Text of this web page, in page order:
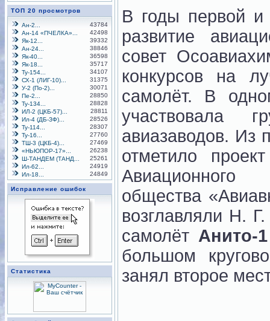
ТОП 20 просмотров
Ан-2...
43784
Ан-14 «ПЧЕЛКА»...
42498
Як-12...
39332
Ан-24...
38846
Як-40...
36598
Як-18...
35717
Ту-154...
34107
СХ-1 (ЛИГ-10)...
31375
У-2 (По-2)...
30071
Пе-2...
28850
Ту-134...
28828
ИЛ-2 (ЦКБ-57)...
28811
Ил-4 (ДБ-ЗФ)...
28526
Ту-114...
28307
Ту-16...
27760
ТШ-3 (ЦКБ-4)...
27469
«НЬЮПОР-17»...
26238
Ш-ТАНДЕМ (ТАНД...
25261
Ил-62...
24919
Ил-18...
24849
Исправление ошибок
Статистика
В годы первой и
развитие
совет
конкурсов на
самолёт. В
участвовала
авиазаводов. Из
отметило
Авиационного
общества
возглавляли Н.
самолёт Анито-1
большом
занял второе